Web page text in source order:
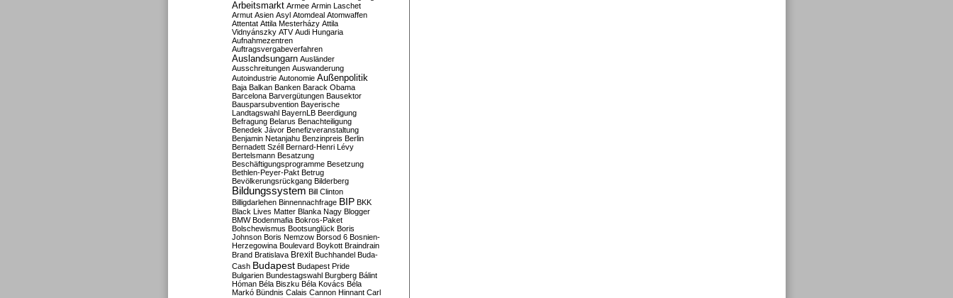
Arbeitsmarkt Armee Armin Laschet
Armut Asien Asyl Atomdeal Atomwaffen
Attentat Attila Mesterházy Attila
Vidnyánszky ATV Audi Hungaria
Aufnahmezentren
Auftragsvergabeverfahren
Auslandsungarn Ausländer
Ausschreitungen Auswanderung
Autoindustrie Autonomie Außenpolitik
Baja Balkan Banken Barack Obama
Barcelona Barvergütungen Bausektor
Bausparsubvention Bayerische
Landtagswahl BayernLB Beerdigung
Befragung Belarus Benachteiligung
Benedek Jávor Benefizveranstaltung
Benjamin Netanjahu Benzinpreis Berlin
Bernadett Széll Bernard-Henri Lévy
Bertelsmann Besatzung
Beschäftigungsprogramme Besetzung
Bethlen-Peyer-Pakt Betrug
Bevölkerungsrückgang Bilderberg
Bildungssystem Bill Clinton
Billigdarlehen Binnennachfrage BIP BKK
Black Lives Matter Blanka Nagy Blogger
BMW Bodenmafia Bokros-Paket
Bolschewismus Bootsunglück Boris
Johnson Boris Nemzow Borsod 6 Bosnien-
Herzegowina Boulevard Boykott Braindrain
Brand Bratislava Brexit Buchhandel Buda-
Cash Budapest Budapest Pride
Bulgarien Bundestagswahl Burgberg Bálint
Hóman Béla Biszku Béla Kovács Béla
Markó Bündnis Calais Cannon Hinnant Carl